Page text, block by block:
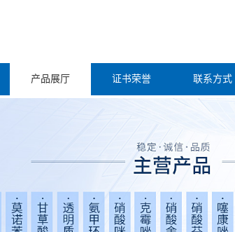
产品展厅 证书荣誉 联系方式